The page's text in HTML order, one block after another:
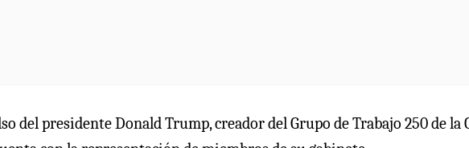
del presidente Donald Trump, creador del Grupo de Trabajo 250 de la